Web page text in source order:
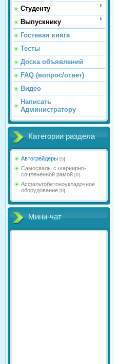
Студенту
Выпускнику
Гостевая книга
Тесты
Доска объявлений
FAQ (вопрос/ответ)
Видео
Написать
Администратору
Категории раздела
Автогрейдеры [5]
Самосвалы с шарнирно-
сочлененной рамой [0]
Асфальтобетоноукладочное
оборудование [0]
Мини-чат